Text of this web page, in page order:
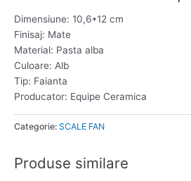
Dimensiune: 10,6*12 cm
Finisaj: Mate
Material: Pasta alba
Culoare: Alb
Tip: Faianta
Producator: Equipe Ceramica
Categorie: SCALE FAN
Produse similare